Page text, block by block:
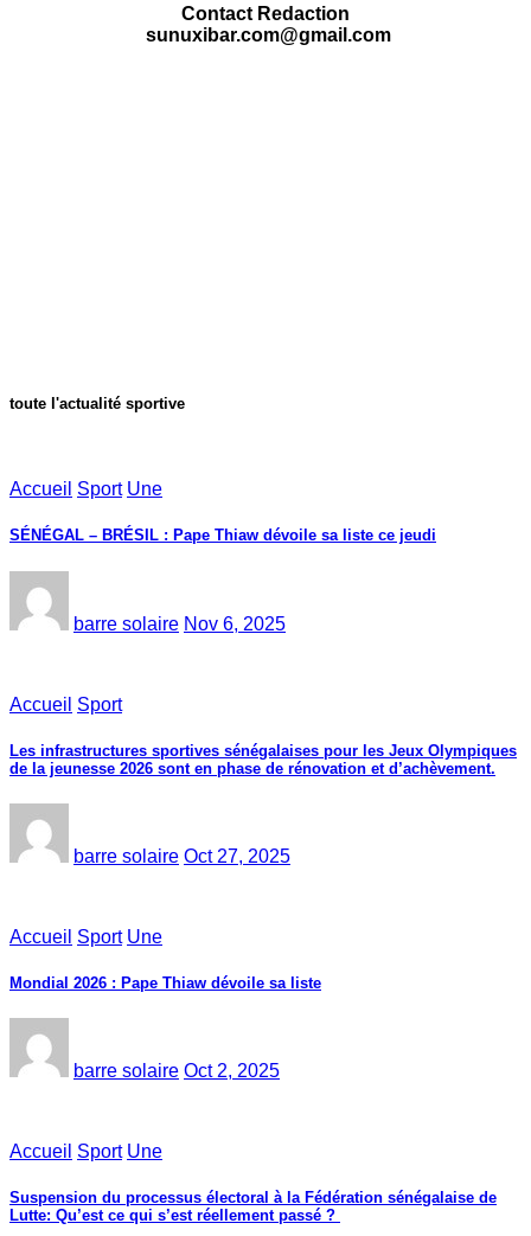
Contact Redaction
sunuxibar.com@gmail.com
toute l'actualité sportive
Accueil Sport Une
SÉNÉGAL – BRÉSIL : Pape Thiaw dévoile sa liste ce jeudi
barre solaire Nov 6, 2025
Accueil Sport
Les infrastructures sportives sénégalaises pour les Jeux Olympiques
de la jeunesse 2026 sont en phase de rénovation et d’achèvement.
barre solaire Oct 27, 2025
Accueil Sport Une
Mondial 2026 : Pape Thiaw dévoile sa liste
barre solaire Oct 2, 2025
Accueil Sport Une
‎Suspension du processus électoral à la Fédération sénégalaise de
Lutte: Qu’est ce qui s’est réellement passé ? ‎‎